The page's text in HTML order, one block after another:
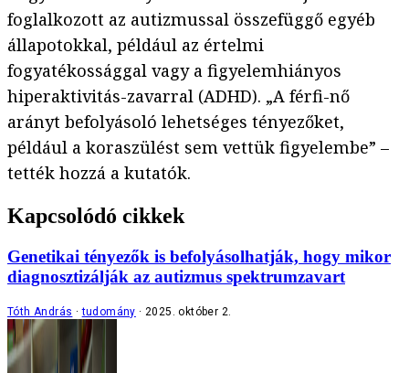
foglalkozott az autizmussal összefüggő egyéb
állapotokkal, például az értelmi
fogyatékossággal vagy a figyelemhiányos
hiperaktivitás-zavarral (ADHD). „A férfi-nő
arányt befolyásoló lehetséges tényezőket,
például a koraszülést sem vettük figyelembe” –
tették hozzá a kutatók.
Kapcsolódó cikkek
Genetikai tényezők is befolyásolhatják, hogy mikor
diagnosztizálják az autizmus spektrumzavart
Tóth András tudomány 2025. október 2.